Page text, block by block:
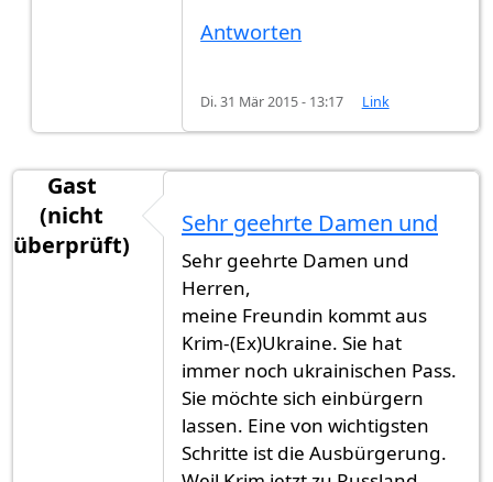
Antworten
Di. 31 Mär 2015 - 13:17 Link
Gast
(nicht
überprüft)
Sehr geehrte Damen und
Sehr geehrte Damen und
Herren,
meine Freundin kommt aus
Krim-(Ex)Ukraine. Sie hat
immer noch ukrainischen Pass.
Sie möchte sich einbürgern
lassen. Eine von wichtigsten
Schritte ist die Ausbürgerung.